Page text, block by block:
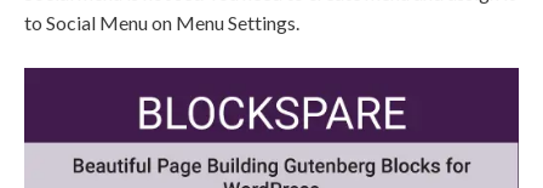
to Social Menu on Menu Settings.